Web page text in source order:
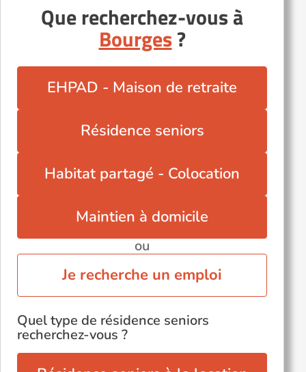
Que recherchez-vous à
Bourges?
EHPAD - Maison de retraite
Résidence seniors
Habitat partagé - Colocation
Maintien à domicile
ou
Je recherche un emploi
Quel type de résidence seniors
recherchez-vous ?